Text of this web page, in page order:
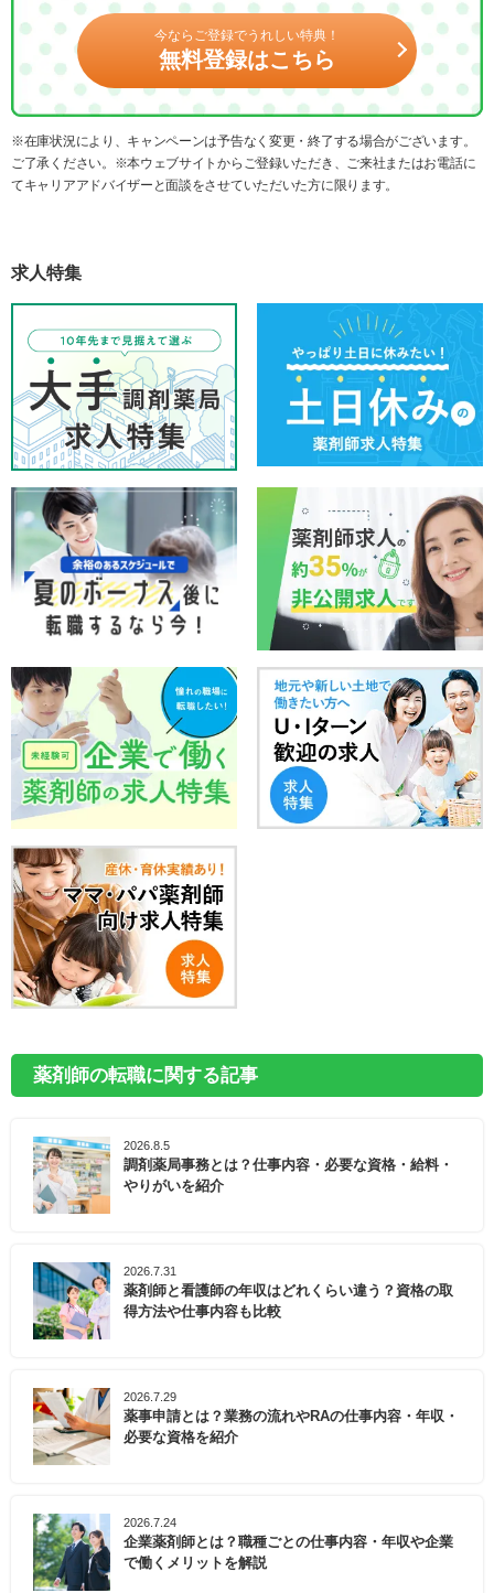
今ならご登録でうれしい特典！
無料登録はこちら
※在庫状況により、キャンペーンは予告なく変更・終了する場合がございます。
ご了承ください。※本ウェブサイトからご登録いただき、ご来社またはお電話に
てキャリアアドバイザーと面談をさせていただいた方に限ります。
求人特集
薬剤師の転職に関する記事
2026.8.5
調剤薬局事務とは？仕事内容・必要な資格・給料・
やりがいを紹介
2026.7.31
薬剤師と看護師の年収はどれくらい違う？資格の取
得方法や仕事内容も比較
2026.7.29
薬事申請とは？業務の流れやRAの仕事内容・年収・
必要な資格を紹介
2026.7.24
企業薬剤師とは？職種ごとの仕事内容・年収や企業
で働くメリットを解説